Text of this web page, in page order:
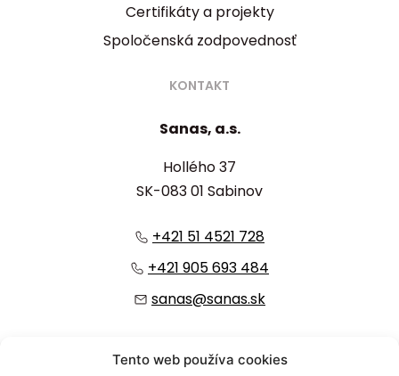
Tento web používa cookies
Certifikáty a projekty
Spoločenská zodpovednosť
KONTAKT
Sanas, a.s.
Hollého 37
SK-083 01 Sabinov
+421 51 4521 728
+421 905 693 484
sanas@sanas.sk